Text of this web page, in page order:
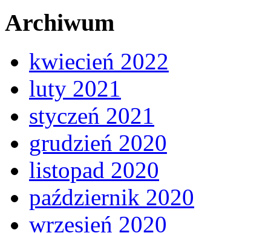
Archiwum
kwiecień 2022
luty 2021
styczeń 2021
grudzień 2020
listopad 2020
październik 2020
wrzesień 2020